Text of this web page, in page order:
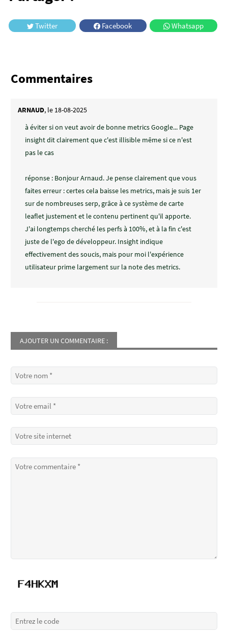
Twitter Facebook Whatsapp
Commentaires
ARNAUD, le 18-08-2025
à éviter si on veut avoir de bonne metrics Google... Page
insight dit clairement que c'est illisible même si ce n'est
pas le cas
réponse : Bonjour Arnaud. Je pense clairement que vous
faites erreur : certes cela baisse les metrics, mais je suis 1er
sur de nombreuses serp, grâce à ce système de carte
leaflet justement et le contenu pertinent qu'il apporte.
J'ai longtemps cherché les perfs à 100%, et à la fin c'est
juste de l'ego de développeur. Insight indique
effectivement des soucis, mais pour moi l'expérience
utilisateur prime largement sur la note des metrics.
AJOUTER UN COMMENTAIRE :